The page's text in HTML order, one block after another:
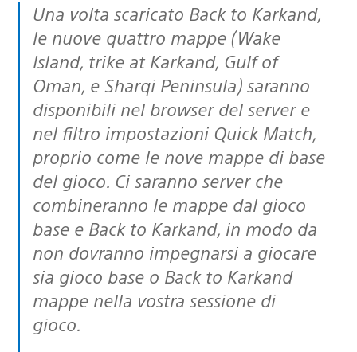
Una volta scaricato Back to Karkand,
le nuove quattro mappe (Wake
Island, trike at Karkand, Gulf of
Oman, e Sharqi Peninsula) saranno
disponibili nel browser del server e
nel filtro impostazioni Quick Match,
proprio come le nove mappe di base
del gioco. Ci saranno server che
combineranno le mappe dal gioco
base e Back to Karkand, in modo da
non dovranno impegnarsi a giocare
sia gioco base o Back to Karkand
mappe nella vostra sessione di
gioco.